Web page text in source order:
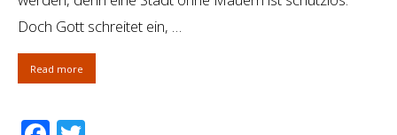
Doch Gott schreitet ein, …
Read more